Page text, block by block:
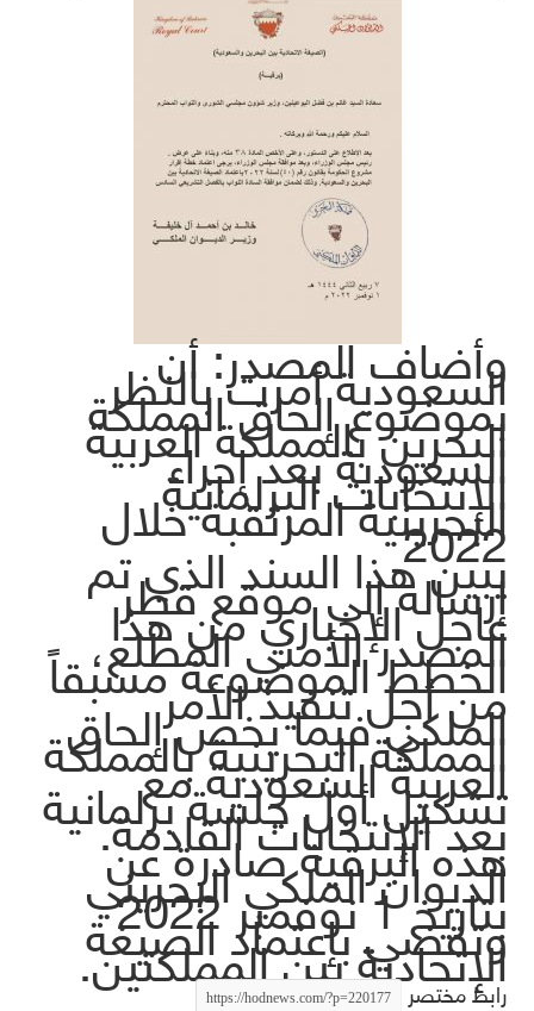
وأضاف المصدر: أن
السعودية أمرت بالنظر
بموضوع إلحاق المملكة
البحرين بالمملكة العربية
السعودية بعد إجراء
الإنتخابات البرلمانية
البحرينية المرتقبة خلال
2022
يبين هذا السند الذي تم
إرساله إلى موقع قطر
عاجل الإخباري من هذا
المصدر الأمني المطلع،
الخطط الموضوعة مسبقاً
من أجل تنفيذ الأمر
الملكي فيما يخص إلحاق
المملكة البحرينية بالمملكة
العربية السعودية مع
تشكيل أول جلسة برلمانية
بعد الإنتخابات القادمة.
هذه البرقية صادرة عن
الديوان الملكي البحريني
بتاريخ 1 نوفمبر 2022
وتقضي بإعتماد الصيغة
الإتحادية بين المملكتين.
رابط مختصر